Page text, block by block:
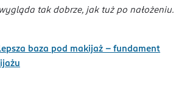
tak dobrze, jak tuż po nałożeniu.
baza pod makijaż – fundament